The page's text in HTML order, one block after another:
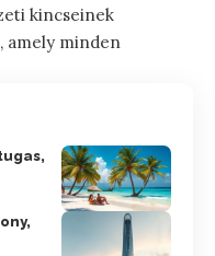
kincseinek
amely minden